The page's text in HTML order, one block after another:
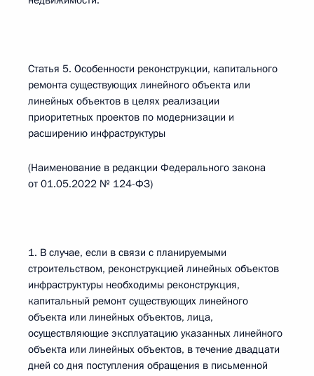
Статья 5. Особенности реконструкции, капитального
ремонта существующих линейного объекта или
линейных объектов в целях реализации
приоритетных проектов по модернизации и
расширению инфраструктуры
(Наименование в редакции Федерального закона
от 01.05.2022 № 124-ФЗ)
1. В случае, если в связи с планируемыми
строительством, реконструкцией линейных объектов
инфраструктуры необходимы реконструкция,
капитальный ремонт существующих линейного
объекта или линейных объектов, лица,
осуществляющие эксплуатацию указанных линейного
объекта или линейных объектов, в течение двадцати
дней со дня поступления обращения в письменной